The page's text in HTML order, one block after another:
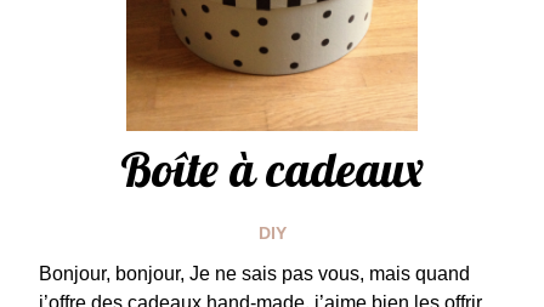
Boîte à cadeaux
DIY
Bonjour, bonjour, Je ne sais pas vous, mais quand
j’offre des cadeaux hand-made, j’aime bien les offrir